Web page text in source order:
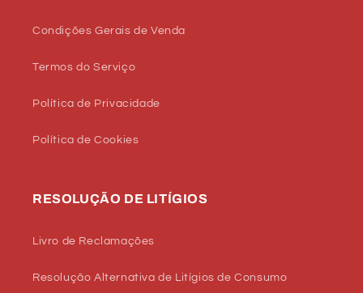
Condições Gerais de Venda
Termos do Serviço
Política de Privacidade
Política de Cookies
RESOLUÇÃO DE LITÍGIOS
Livro de Reclamações
Resolução Alternativa de Litígios de Consumo